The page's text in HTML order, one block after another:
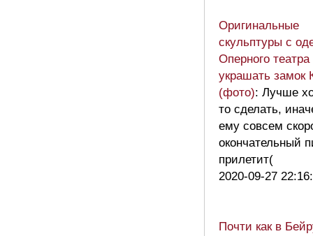
Оригинальные
скульптуры с
Оперного театра
украшать замок
(фото): Лучше
то сделать,
ему совсем
окончательный
прилетит(
2020-09-27
Почти как в